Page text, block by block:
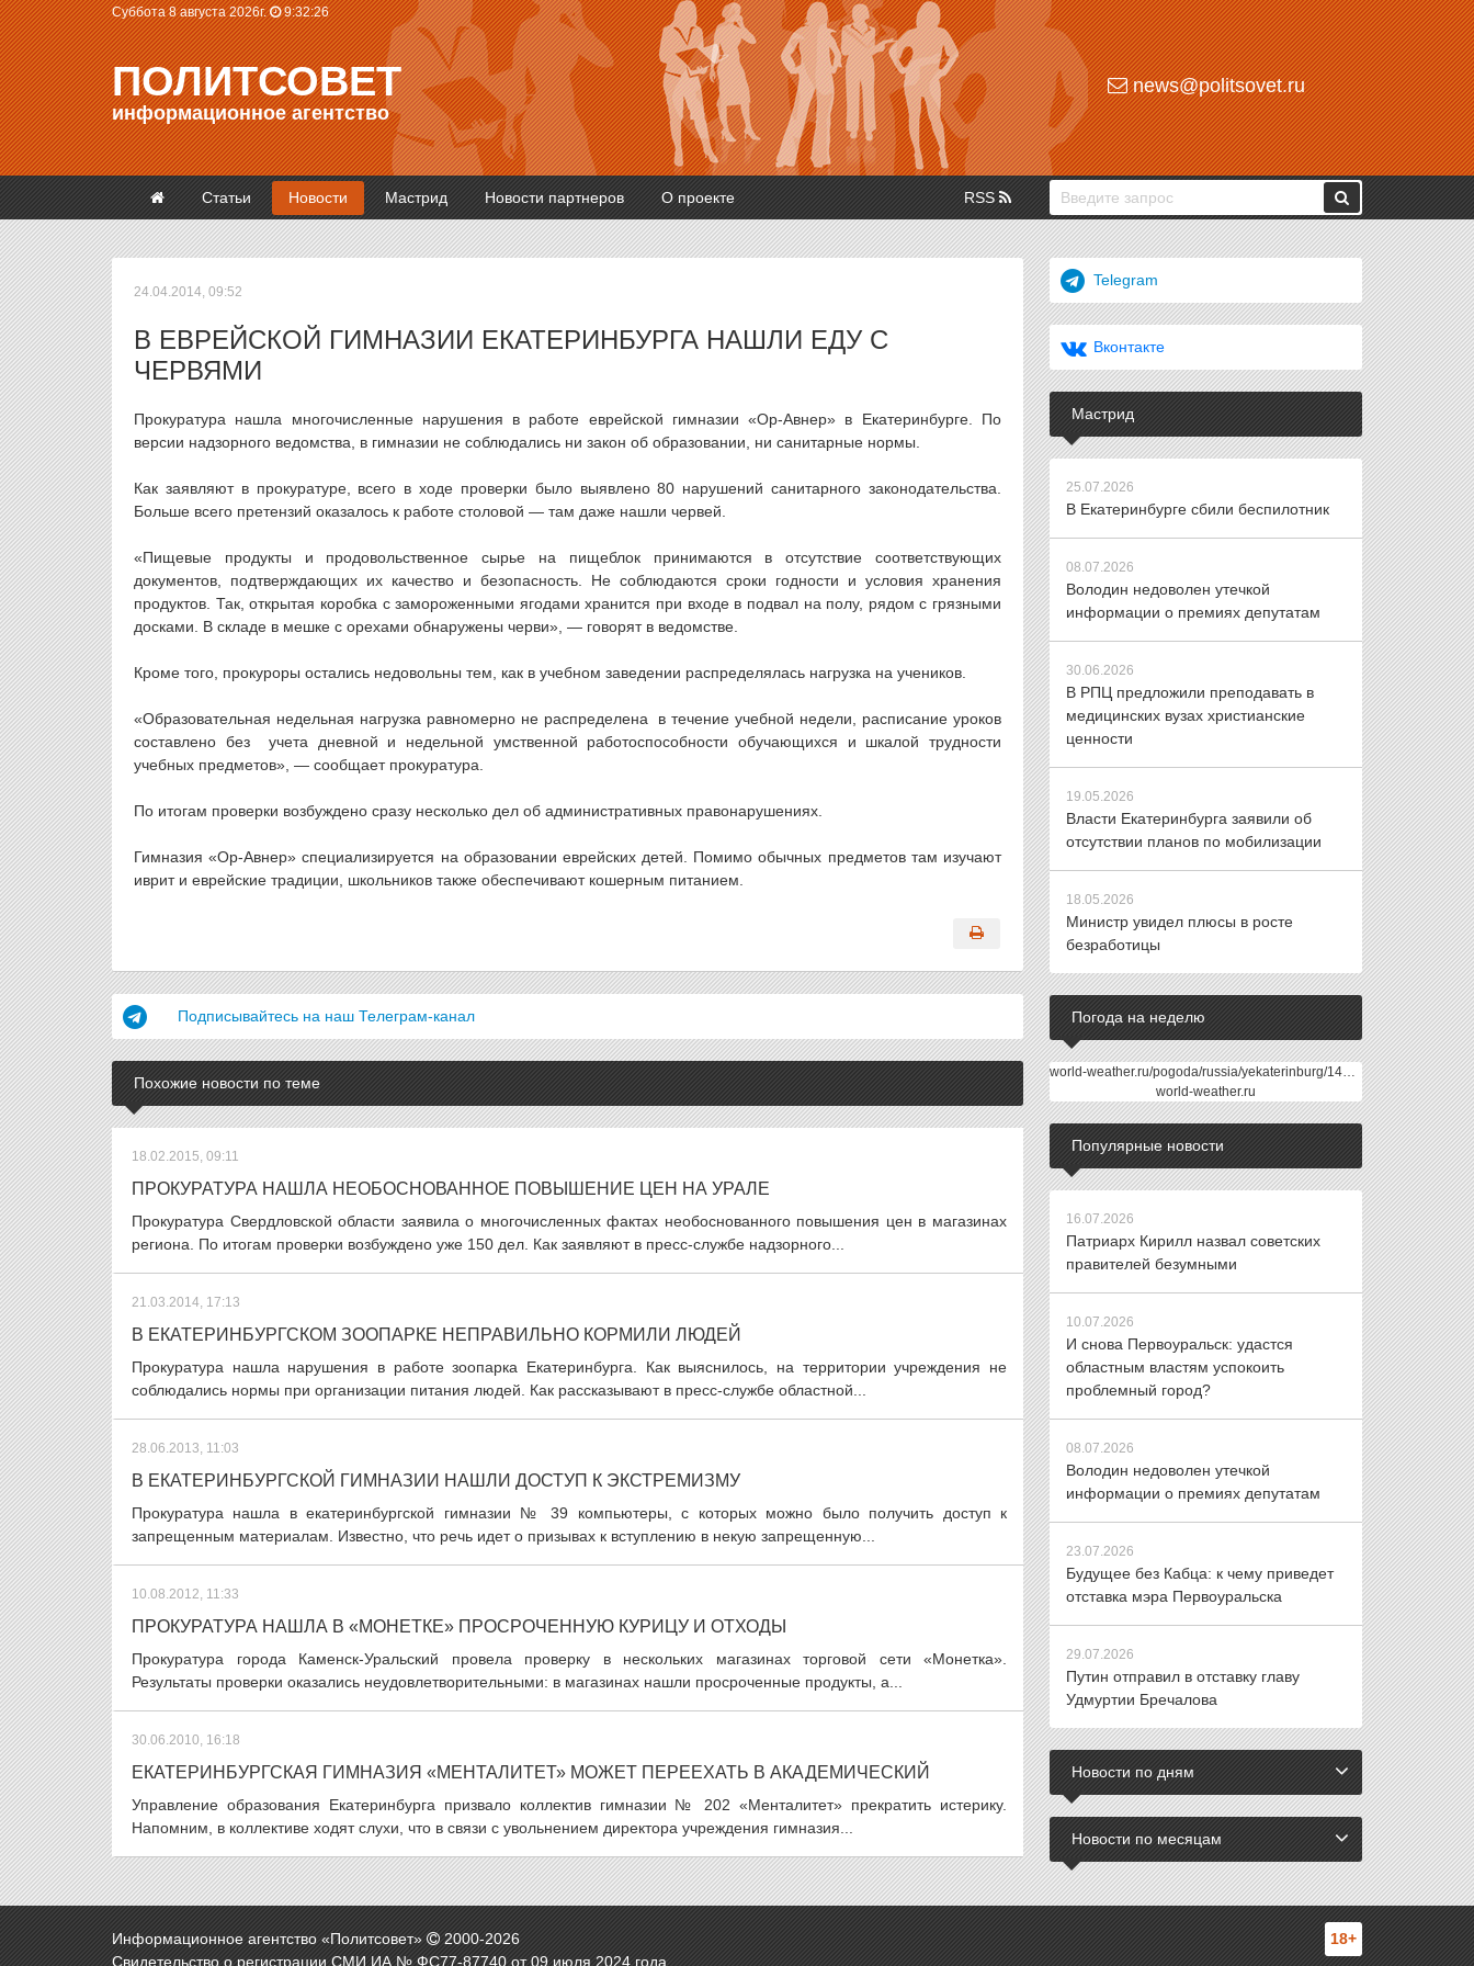
Суббота 8 августа 2026г. 9:32:26
ПОЛИТСОВЕТ
информационное агентство
news@politsovet.ru
Статьи Новости Мастрид Новости партнеров О проекте RSS
24.04.2014, 09:52
В ЕВРЕЙСКОЙ ГИМНАЗИИ ЕКАТЕРИНБУРГА НАШЛИ ЕДУ С
ЧЕРВЯМИ
Прокуратура нашла многочисленные нарушения в работе еврейской гимназии «Ор-Авнер» в Екатеринбурге. По
версии надзорного ведомства, в гимназии не соблюдались ни закон об образовании, ни санитарные нормы.
Как заявляют в прокуратуре, всего в ходе проверки было выявлено 80 нарушений санитарного законодательства.
Больше всего претензий оказалось к работе столовой — там даже нашли червей.
«Пищевые продукты и продовольственное сырье на пищеблок принимаются в отсутствие соответствующих
документов, подтверждающих их качество и безопасность. Не соблюдаются сроки годности и условия хранения
продуктов. Так, открытая коробка с замороженными ягодами хранится при входе в подвал на полу, рядом с грязными
досками. В складе в мешке с орехами обнаружены черви», — говорят в ведомстве.
Кроме того, прокуроры остались недовольны тем, как в учебном заведении распределялась нагрузка на учеников.
«Образовательная недельная нагрузка равномерно не распределена в течение учебной недели, расписание уроков
составлено без учета дневной и недельной умственной работоспособности обучающихся и шкалой трудности
учебных предметов», — сообщает прокуратура.
По итогам проверки возбуждено сразу несколько дел об административных правонарушениях.
Гимназия «Ор-Авнер» специализируется на образовании еврейских детей. Помимо обычных предметов там изучают
иврит и еврейские традиции, школьников также обеспечивают кошерным питанием.
Подписывайтесь на наш Телеграм-канал
Похожие новости по теме
18.02.2015, 09:11
ПРОКУРАТУРА НАШЛА НЕОБОСНОВАННОЕ ПОВЫШЕНИЕ ЦЕН НА УРАЛЕ
Прокуратура Свердловской области заявила о многочисленных фактах необоснованного повышения цен в магазинах
региона. По итогам проверки возбуждено уже 150 дел. Как заявляют в пресс-службе надзорного...
21.03.2014, 17:13
В ЕКАТЕРИНБУРГСКОМ ЗООПАРКЕ НЕПРАВИЛЬНО КОРМИЛИ ЛЮДЕЙ
Прокуратура нашла нарушения в работе зоопарка Екатеринбурга. Как выяснилось, на территории учреждения не
соблюдались нормы при организации питания людей. Как рассказывают в пресс-службе областной...
28.06.2013, 11:03
В ЕКАТЕРИНБУРГСКОЙ ГИМНАЗИИ НАШЛИ ДОСТУП К ЭКСТРЕМИЗМУ
Прокуратура нашла в екатеринбургской гимназии № 39 компьютеры, с которых можно было получить доступ к
запрещенным материалам. Известно, что речь идет о призывах к вступлению в некую запрещенную...
10.08.2012, 11:33
ПРОКУРАТУРА НАШЛА В «МОНЕТКЕ» ПРОСРОЧЕННУЮ КУРИЦУ И ОТХОДЫ
Прокуратура города Каменск-Уральский провела проверку в нескольких магазинах торговой сети «Монетка».
Результаты проверки оказались неудовлетворительными: в магазинах нашли просроченные продукты, а...
30.06.2010, 16:18
ЕКАТЕРИНБУРГСКАЯ ГИМНАЗИЯ «МЕНТАЛИТЕТ» МОЖЕТ ПЕРЕЕХАТЬ В АКАДЕМИЧЕСКИЙ
Управление образования Екатеринбурга призвало коллектив гимназии № 202 «Менталитет» прекратить истерику.
Напомним, в коллективе ходят слухи, что в связи с увольнением директора учреждения гимназия...
Telegram
Вконтакте
Мастрид
25.07.2026
В Екатеринбурге сбили беспилотник
08.07.2026
Володин недоволен утечкой
информации о премиях депутатам
30.06.2026
В РПЦ предложили преподавать в
медицинских вузах христианские
ценности
19.05.2026
Власти Екатеринбурга заявили об
отсутствии планов по мобилизации
18.05.2026
Министр увидел плюсы в росте
безработицы
Погода на неделю
world-weather.ru/pogoda/russia/yekaterinburg/14days/
world-weather.ru
Популярные новости
16.07.2026
Патриарх Кирилл назвал советских
правителей безумными
10.07.2026
И снова Первоуральск: удастся
областным властям успокоить
проблемный город?
08.07.2026
Володин недоволен утечкой
информации о премиях депутатам
23.07.2026
Будущее без Кабца: к чему приведет
отставка мэра Первоуральска
29.07.2026
Путин отправил в отставку главу
Удмуртии Бречалова
Новости по дням
Новости по месяцам
Информационное агентство «Политсовет» 2000-2026
Свидетельство о регистрации СМИ ИА № ФС77-87740 от 09 июля 2024 года.
18+